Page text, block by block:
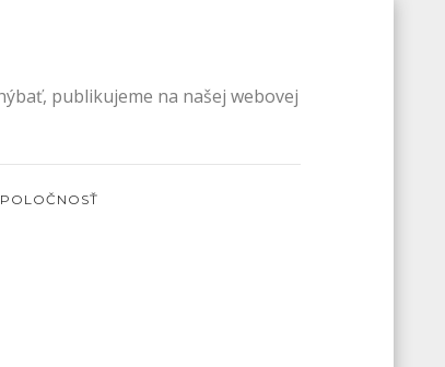
publikujeme na našej webovej